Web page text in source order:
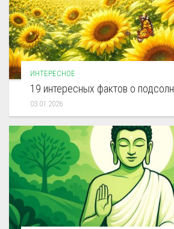
ИНТЕРЕСНОЕ
19 интересных фактов о
03.01.2026